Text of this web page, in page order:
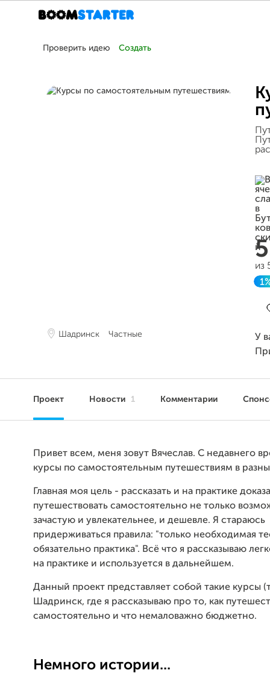
Проверить идею Создать
Шадринск Частные
из
У
Проект Новости 1 Комментарии
Привет всем, меня зовут Вячеслав. С недавнего
курсы по самостоятельным путешествиям в
Главная моя цель - рассказать и на практике
путешествовать самостоятельно не только
зачастую и увлекательнее, и дешевле. Я стараюсь
придерживаться правила: "только необходимая
обязательно практика". Всё что я рассказываю
на практике и используется в дальнейшем.
Данный проект представляет собой такие курсы
Шадринск, где я рассказываю про то, как
самостоятельно и что немаловажно бюджетно.
Немного истории...